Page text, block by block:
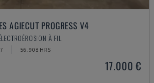
AGIECUT PROGRESS V4
À FIL
56.908 HRS
17.000 €